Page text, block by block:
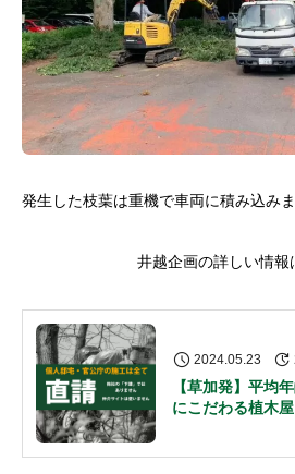
発生した枝葉は重機で車両に積み込みま
井越企画の詳しい情報
2024.05.23
【草加発】平均
にこだわる植木屋